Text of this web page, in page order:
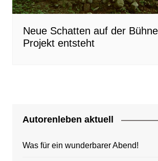
Neue Schatten auf der
Projekt entsteht
Autorenleben aktuell
Was für ein wunderbarer Abend!